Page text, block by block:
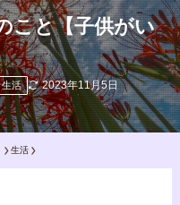
こと【子供がい
生活 2023年11月5日
生活